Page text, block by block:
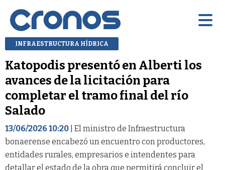
INFRAESTRUCTURA HÍDRICA
Katopodis presentó en Alberti los
avances de la licitación para
completar el tramo final del río
Salado
13/06/2026 10:20 | El ministro de Infraestructura
bonaerense encabezó un encuentro con productores,
entidades rurales, empresarios e intendentes para
detallar el estado de la obra que permitirá concluir el